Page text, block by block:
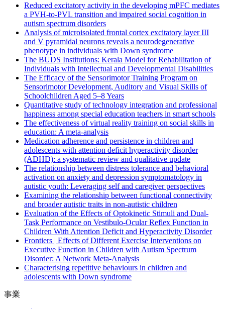
Reduced excitatory activity in the developing mPFC mediates
a PVH-to-PVL transition and impaired social cognition in
autism spectrum disorders
Analysis of microisolated frontal cortex excitatory layer III
and V pyramidal neurons reveals a neurodegenerative
phenotype in individuals with Down syndrome
The BUDS Institutions: Kerala Model for Rehabilitation of
Individuals with Intellectual and Developmental Disabilities
The Efficacy of the Sensorimotor Training Program on
Sensorimotor Development, Auditory and Visual Skills of
Schoolchildren Aged 5–8 Years
Quantitative study of technology integration and professional
happiness among special education teachers in smart schools
The effectiveness of virtual reality training on social skills in
education: A meta-analysis
Medication adherence and persistence in children and
adolescents with attention deficit hyperactivity disorder
(ADHD): a systematic review and qualitative update
The relationship between distress tolerance and behavioral
activation on anxiety and depression symptomatology in
autistic youth: Leveraging self and caregiver perspectives
Examining the relationship between functional connectivity
and broader autistic traits in non-autistic children
Evaluation of the Effects of Optokinetic Stimuli and Dual-
Task Performance on Vestibulo-Ocular Reflex Function in
Children With Attention Deficit and Hyperactivity Disorder
Frontiers | Effects of Different Exercise Interventions on
Executive Function in Children with Autism Spectrum
Disorder: A Network Meta-Analysis
Characterising repetitive behaviours in children and
adolescents with Down syndrome
事業